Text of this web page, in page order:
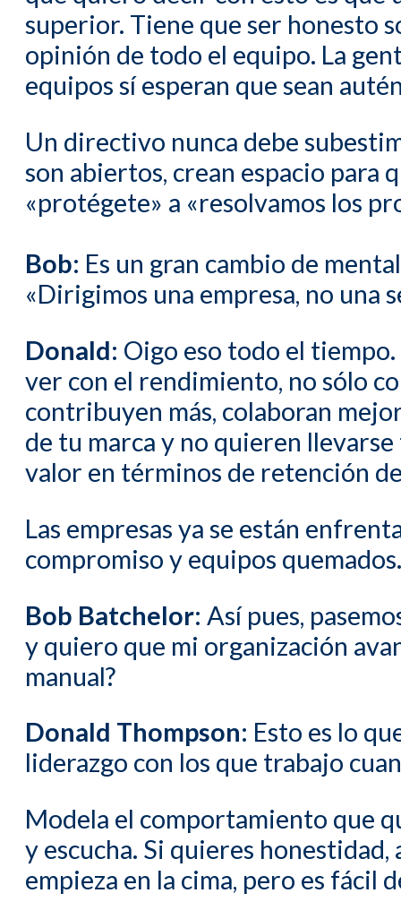
superior. Tiene que ser honesto
opinión de todo el equipo. La
equipos sí esperan que sean
Un directivo nunca debe
son abiertos, crean espacio para
«protégete» a «resolvamos los
Bob: Es un gran cambio de
«Dirigimos una empresa, no una
Donald: Oigo eso todo el
ver con el rendimiento, no sólo
contribuyen más, colaboran
de tu marca y no quieren
valor en términos de retención
Las empresas ya se están
compromiso y equipos
Bob Batchelor: Así pues,
y quiero que mi organización
manual?
Donald Thompson: Esto es lo
liderazgo con los que trabajo
Modela el comportamiento que
y escucha. Si quieres
empieza en la cima, pero es fácil